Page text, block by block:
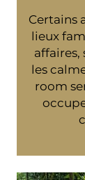
Certains
lieux
affaires,
les
room